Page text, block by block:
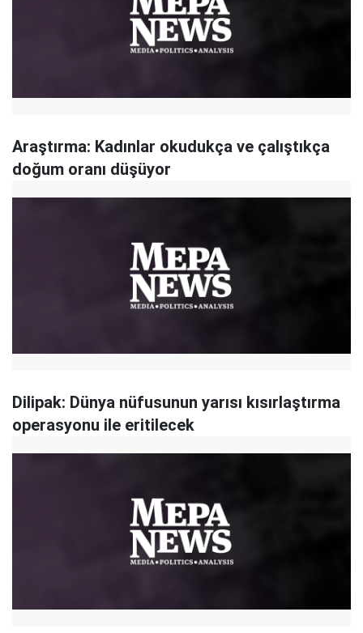
Araştırma: Kadınlar okudukça ve çalıştıkça
doğum oranı düşüyor
Dilipak: Dünya nüfusunun yarısı kısırlaştırma
operasyonu ile eritilecek